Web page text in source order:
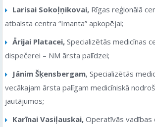
Larisai Sokoļņikovai, Rīgas reģionālā
atbalsta centra “Imanta” apkopējai;
Ārijai Platacei, Specializētās medicīnas
dispečerei – NM ārsta palīdzei;
Jānim Šķensbergam, Specializētās
vecākajam ārsta palīgam medicīniskā
jautājumos;
Karīnai Vasiļauskai, Operatīvās vadības